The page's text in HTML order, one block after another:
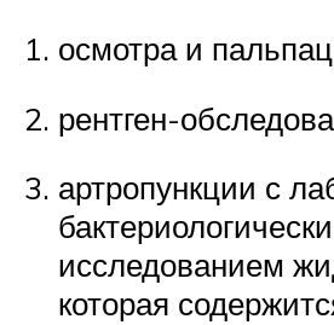
осмотра и
рентген-
артропункции с
исследованием
которая